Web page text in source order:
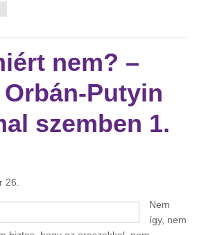
nem? –
Putyin
szemben 1.
26.
Nem
így, nem